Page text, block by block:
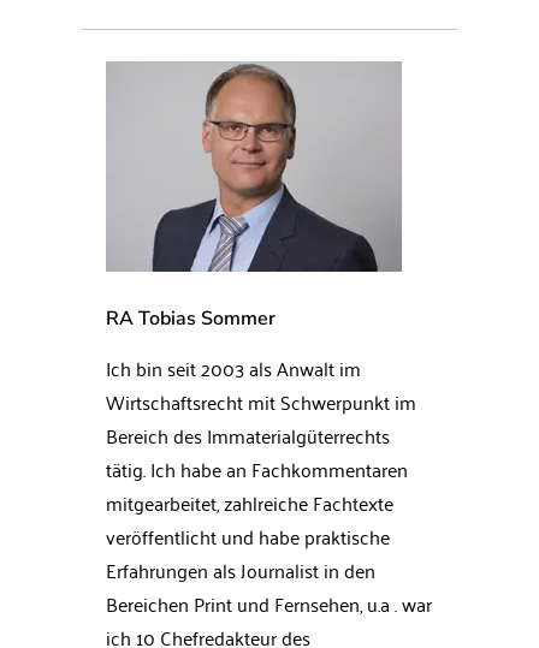
RA Tobias Sommer
Ich bin seit 2003 als Anwalt im
Wirtschaftsrecht mit Schwerpunkt im
Bereich des Immaterialgüterrechts
tätig. Ich habe an Fachkommentaren
mitgearbeitet, zahlreiche Fachtexte
veröffentlicht und habe praktische
Erfahrungen als Journalist in den
Bereichen Print und Fernsehen, u.a . war
ich 10 Chefredakteur des